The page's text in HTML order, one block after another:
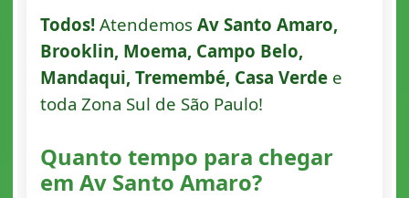
Todos!Atendemos Av Santo Amaro,
Brooklin, Moema, Campo Belo,
Mandaqui, Tremembé, Casa Verdee
toda Zona Sul de São Paulo!
Quanto tempo para chegar
em Av Santo Amaro?